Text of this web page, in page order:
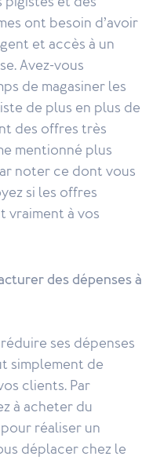
ont besoin d’avoir
et accès à un
Avez-vous
de magasiner les
de plus en plus de
des offres très
mentionné plus
noter ce dont vous
si les offres
vraiment à vos
des dépenses à
ses dépenses
simplement de
clients. Par
à acheter du
réaliser un
déplacer chez le